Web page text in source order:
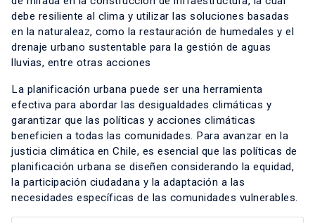
debe resiliente al clima y utilizar las soluciones basadas
en la naturaleaz, como la restauración de humedales y el
drenaje urbano sustentable para la gestión de aguas
lluvias, entre otras acciones
La planificación urbana puede ser una herramienta
efectiva para abordar las desigualdades climáticas y
garantizar que las políticas y acciones climáticas
beneficien a todas las comunidades. Para avanzar en la
justicia climática en Chile, es esencial que las políticas de
planificación urbana se diseñen considerando la equidad,
la participación ciudadana y la adaptación a las
necesidades específicas de las comunidades vulnerables.